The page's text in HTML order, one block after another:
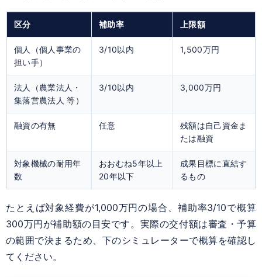
区分 補助率 上限額
個人（個人事業の
担い手）
3/10以内 1,500万円
法人（農業法人・
集落営農法人 等）
3/10以内 3,000万円
融資の有無 任意
残額は自己資金ま
たは融資
対象機械の耐用年
数
おおむね5年以上
20年以下
成果目標に直結す
るもの
たとえば対象経費が1,000万円の場合、補助率3/10で概算
300万円が補助額の目安です。実際の交付額は審査・予算
の範囲で決まるため、下のシミュレーターで概算を確認し
てください。